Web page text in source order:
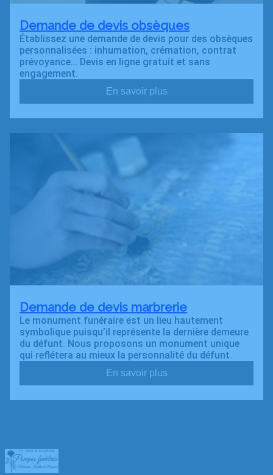
Demande de devis obsèques
Établissez une demande de devis pour des obsèques
personnalisées : inhumation, crémation, contrat
prévoyance… Devis en ligne gratuit et sans
engagement.
En savoir plus
Demande de devis marbrerie
Le monument funéraire est un lieu hautement
symbolique puisqu’il représente la dernière demeure
du défunt. Nous proposons un monument unique
qui reflétera au mieux la personnalité du défunt.
En savoir plus